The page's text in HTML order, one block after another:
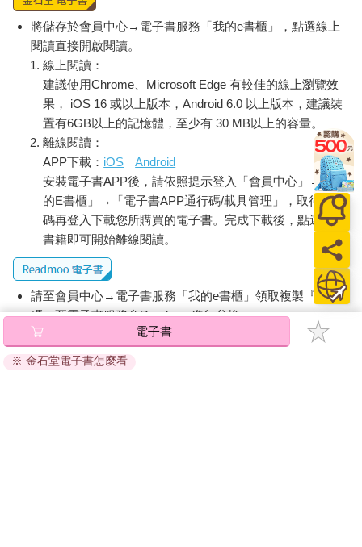
將儲存於會員中心→電子書服務「我的e書櫃」，點選線上
閱讀直接開啟閱讀。
線上閱讀：
建議使用Chrome、Microsoft Edge 有較佳的線上瀏覽效
果， iOS 16 或以上版本，Android 6.0 以上版本，建議裝
置有6GB以上的記憶體，至少有 30 MB以上的容量。
離線閱讀：
APP下載： iOS
Android
安裝電子書APP後，請依照提示登入「會員中心」→「我
的E書櫃」→「電子書APP通行碼/載具管理」，取得通行
碼再登入下載您所購買的電子書。完成下載後，點選任一
書籍即可開始離線閱讀。
請至會員中心→電子書服務「我的e書櫃」領取複製『兌換
碼』至電子書服務商Readmoo進行兌換。
退換貨須知：
因版權保護，您在金石堂所購買的電子書僅能以金石堂專屬
電子書
※ 金石堂電子書怎麼看